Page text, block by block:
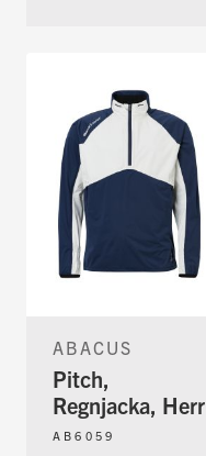
ABACUS
Pitch,
Regnjacka, Herr
AB6059